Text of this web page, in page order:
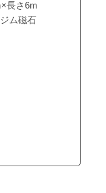
さ6m
ム磁石